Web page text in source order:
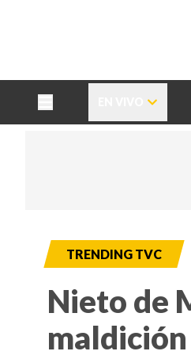
TRENDING TVC
Nieto de
maldición